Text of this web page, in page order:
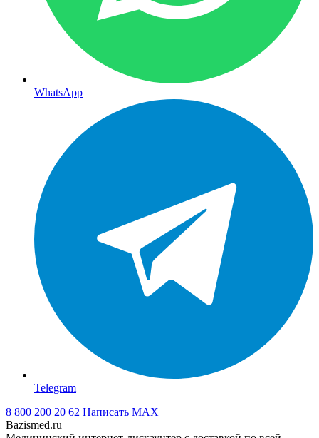
WhatsApp
Telegram
8 800 200 20 62 Написать MAX
Bazismed.ru